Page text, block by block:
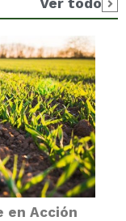
en Acción